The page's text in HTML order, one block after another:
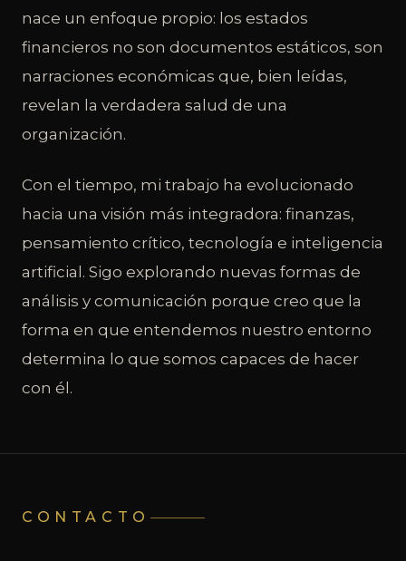
nace un enfoque propio: los estados
financieros no son documentos estáticos, son
narraciones económicas que, bien leídas,
revelan la verdadera salud de una
organización.
Con el tiempo, mi trabajo ha evolucionado
hacia una visión más integradora: finanzas,
pensamiento crítico, tecnología e inteligencia
artificial. Sigo explorando nuevas formas de
análisis y comunicación porque creo que la
forma en que entendemos nuestro entorno
determina lo que somos capaces de hacer
con él.
CONTACTO